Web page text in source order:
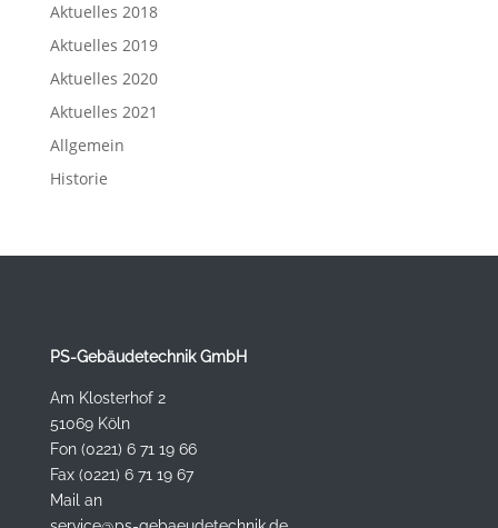
Aktuelles 2018
Aktuelles 2019
Aktuelles 2020
Aktuelles 2021
Allgemein
Historie
PS-Gebäudetechnik GmbH
Am Klosterhof 2
51069 Köln
Fon (0221) 6 71 19 66
Fax (0221) 6 71 19 67
Mail an